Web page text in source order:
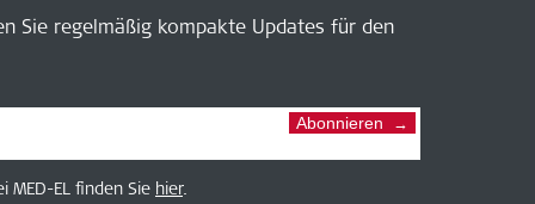
Sie regelmäßig kompakte Updates für den
Abonnieren
EL finden Sie hier.